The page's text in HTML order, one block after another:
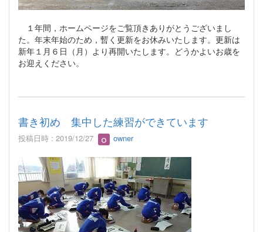
１年間，ホームページをご覧頂きありがとうございまし
た。年末年始のため，暫く更新をお休みいたします。更新は
新年１月６日（月）より再開いたします。どうかよいお歳を
お迎えください。
書き初め 集中した練習ができています
投稿日時 : 2019/12/27 owner